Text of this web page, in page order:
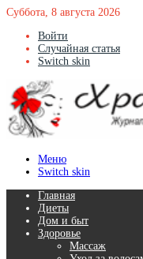
Суббота, 8 августа 2026
Войти
Случайная статья
Switch skin
Меню
Switch skin
Главная
Диеты
Дом и быт
Здоровье
Массаж